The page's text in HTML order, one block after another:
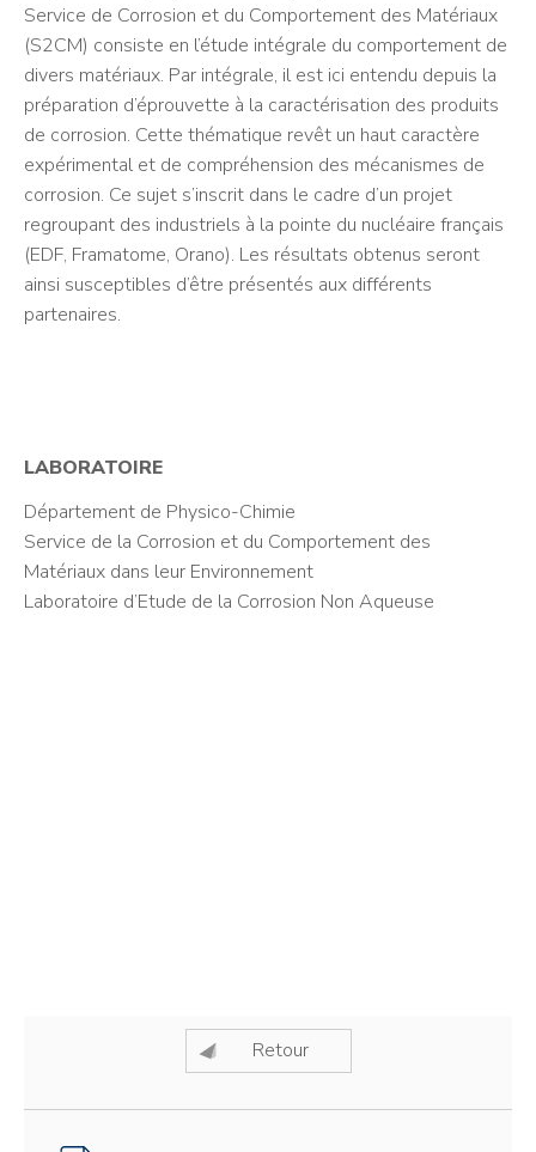
Service de Corrosion et du Comportement des Matériaux
(S2CM) consiste en l’étude intégrale du comportement de
divers matériaux. Par intégrale, il est ici entendu depuis la
préparation d’éprouvette à la caractérisation des produits
de corrosion. Cette thématique revêt un haut caractère
expérimental et de compréhension des mécanismes de
corrosion. Ce sujet s’inscrit dans le cadre d’un projet
regroupant des industriels à la pointe du nucléaire français
(EDF, Framatome, Orano). Les résultats obtenus seront
ainsi susceptibles d’être présentés aux différents
partenaires.
LABORATOIRE
Département de Physico-Chimie
Service de la Corrosion et du Comportement des
Matériaux dans leur Environnement
Laboratoire d’Etude de la Corrosion Non Aqueuse
Retour